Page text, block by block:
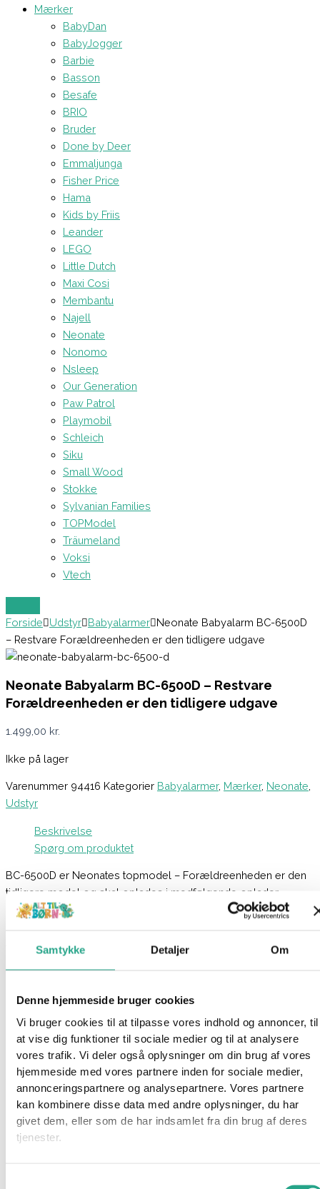
Samtykke Detaljer Om
Denne hjemmeside bruger cookies
Vi bruger cookies til at tilpasse vores indhold og annoncer, til
at vise dig funktioner til sociale medier og til at analysere
vores trafik. Vi deler også oplysninger om din brug af vores
hjemmeside med vores partnere inden for sociale medier,
annonceringspartnere og analysepartnere. Vores partnere
kan kombinere disse data med andre oplysninger, du har
givet dem, eller som de har indsamlet fra din brug af deres
tjenester.
Mærker
BabyDan
BabyJogger
Barbie
Basson
Besafe
BRIO
Bruder
Done by Deer
Emmaljunga
Fisher Price
Hama
Kids by Friis
Leander
LEGO
Little Dutch
Maxi Cosi
Membantu
Najell
Neonate
Nonomo
Nsleep
Our Generation
Paw Patrol
Playmobil
Schleich
Siku
Small Wood
Stokke
Sylvanian Families
TOPModel
Träumeland
Voksi
Vtech
Forside Udstyr Babyalarmer Neonate Babyalarm BC-6500D
– Restvare Forældreenheden er den tidligere udgave
Neonate Babyalarm BC-6500D – Restvare
Forældreenheden er den tidligere udgave
1.499,00 kr.
Ikke på lager
Varenummer 94416 Kategorier Babyalarmer, Mærker, Neonate
Udstyr
Beskrivelse
Spørg om produktet
BC-6500D er Neonates topmodel – Forældreenheden er den
tidligere model og skal oplades i medfølgende oplader.
Babyenheden er med timer – Den nye version.
kræsne forældre.
pakkes i så små enheder som muligt.
Lang rækkevidde, lav stråling, interferensfri transmission og
genopladelige lithiumbatterier med høj kapacitet er en
selvfølge.
Det store LCD-display giver dig mere information og tekst for at
øge brugervenligheden.